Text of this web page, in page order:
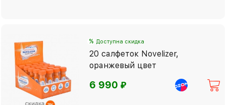
% Доступна скидка
20 салфеток Novelizer,
оранжевый цвет
6 990⃏